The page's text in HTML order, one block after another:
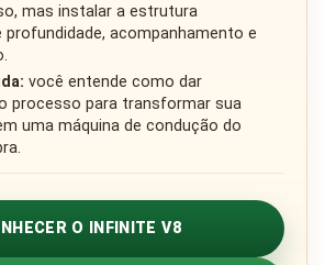
mas instalar a estrutura
profundidade, acompanhamento e
você entende como dar
processo para transformar sua
uma máquina de condução do
O INFINITE V8